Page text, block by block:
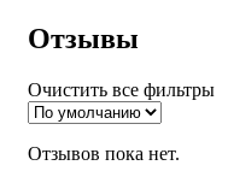
Отзывы
Очистить все фильтры
Отзывов пока нет.